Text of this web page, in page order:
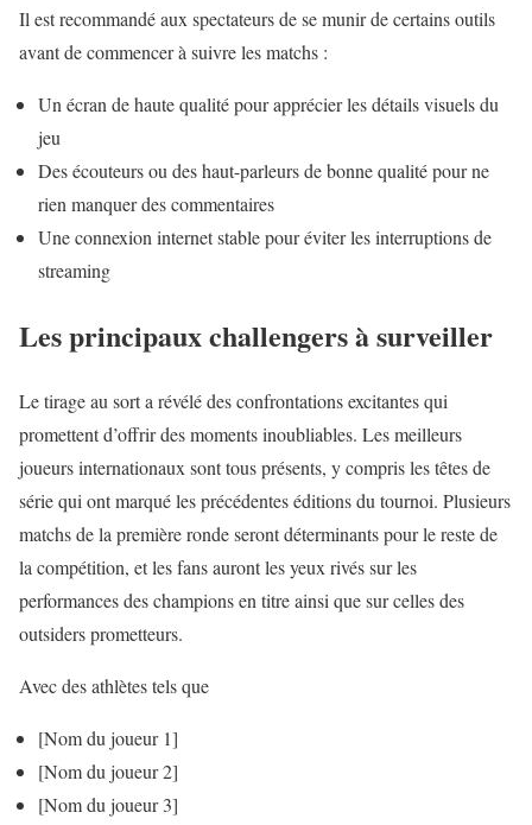
Il est recommandé aux spectateurs de se munir de certains outils
avant de commencer à suivre les matchs :
Un écran de haute qualité pour apprécier les détails visuels du
jeu
Des écouteurs ou des haut-parleurs de bonne qualité pour ne
rien manquer des commentaires
Une connexion internet stable pour éviter les interruptions de
streaming
Les principaux challengers à surveiller
Le tirage au sort a révélé des confrontations excitantes qui
promettent d’offrir des moments inoubliables. Les meilleurs
joueurs internationaux sont tous présents, y compris les têtes de
série qui ont marqué les précédentes éditions du tournoi. Plusieurs
matchs de la première ronde seront déterminants pour le reste de
la compétition, et les fans auront les yeux rivés sur les
performances des champions en titre ainsi que sur celles des
outsiders prometteurs.
Avec des athlètes tels que
[Nom du joueur 1]
[Nom du joueur 2]
[Nom du joueur 3]